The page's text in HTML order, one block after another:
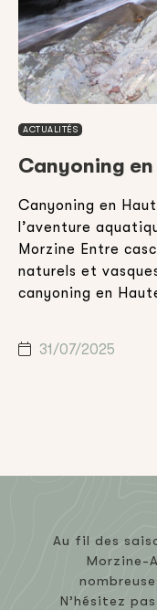
ACTUALITÉS
Canyoning
Canyoning en
l’aventure
Morzine Entre
naturels et
canyoning en
soyez en
31/07/2025
Au fil des
Morzine-
N’hésitez